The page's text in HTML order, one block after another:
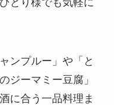
ンプルー」や「と
ジーマミー豆腐」
に合う一品料理ま